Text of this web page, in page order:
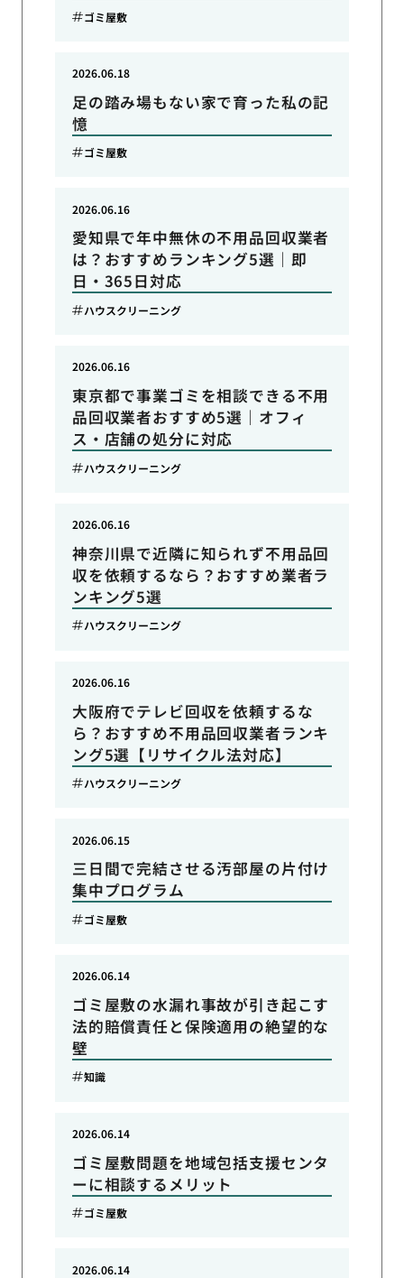
ゴミ屋敷
足の踏み場もない家で育った私の記
憶
2026.06.18
ゴミ屋敷
愛知県で年中無休の不用品回収業者
は？おすすめランキング5選｜即
日・365日対応
2026.06.16
ハウスクリーニング
東京都で事業ゴミを相談できる不用
品回収業者おすすめ5選｜オフィ
ス・店舗の処分に対応
2026.06.16
ハウスクリーニング
神奈川県で近隣に知られず不用品回
収を依頼するなら？おすすめ業者ラ
ンキング5選
2026.06.16
ハウスクリーニング
大阪府でテレビ回収を依頼するな
ら？おすすめ不用品回収業者ランキ
ング5選【リサイクル法対応】
2026.06.16
ハウスクリーニング
三日間で完結させる汚部屋の片付け
集中プログラム
2026.06.15
ゴミ屋敷
ゴミ屋敷の水漏れ事故が引き起こす
法的賠償責任と保険適用の絶望的な
壁
2026.06.14
知識
ゴミ屋敷問題を地域包括支援センタ
ーに相談するメリット
2026.06.14
ゴミ屋敷
2026.06.14